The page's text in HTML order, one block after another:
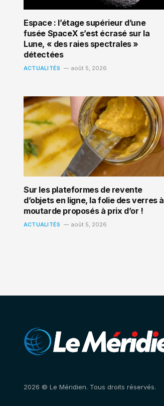
Espace : l’étage supérieur d’une
fusée SpaceX s’est écrasé sur la
Lune, « des raies spectrales »
détectées
ACTUALITÉS août 5, 2026
Sur les plateformes de revente
d’objets en ligne, la folie des verres à
moutarde proposés à prix d’or !
ACTUALITÉS août 5, 2026
2026 © Le Méridien. Tous droits réservés.